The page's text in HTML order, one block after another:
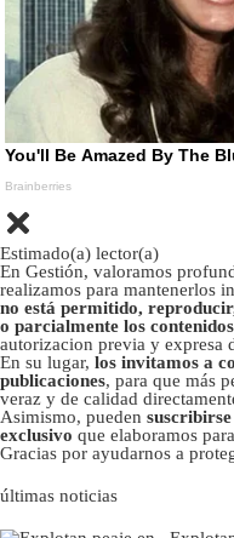
Estimado(a) lector(a)
En Gestión, valoramos
realizamos para mantenerlos
no está permitido,
o parcialmente los contenidos
autorizacion previa y expresa
En su lugar, los invitamos a
publicaciones, para que más
veraz y de calidad
Asimismo, pueden
exclusivo que elaboramos
Gracias por ayudarnos a
últimas noticias